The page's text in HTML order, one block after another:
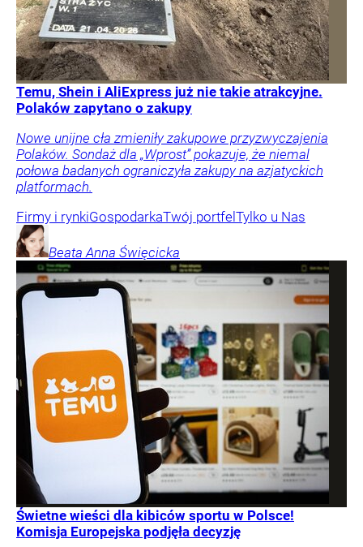
Temu, Shein i AliExpress już nie takie atrakcyjne.
Polaków zapytano o zakupy
Nowe unijne cła zmieniły zakupowe przyzwyczajenia
Polaków. Sondaż dla „Wprost” pokazuje, że niemal
połowa badanych ograniczyła zakupy na azjatyckich
platformach.
Firmy i rynkiGospodarkaTwój portfelTylko u Nas
Beata Anna Święcicka
Świetne wieści dla kibiców sportu w Polsce!
Komisja Europejska podjęła decyzję